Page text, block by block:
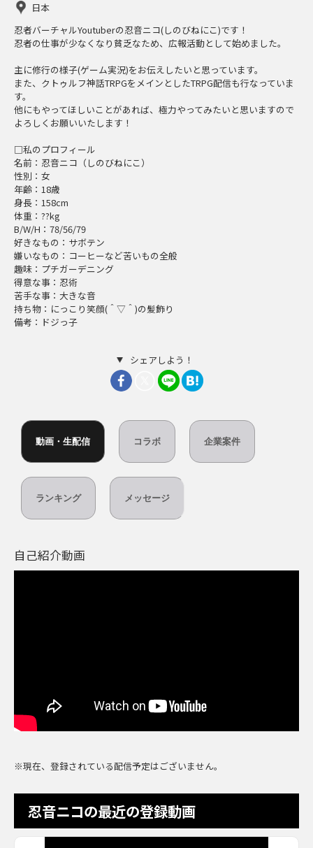
日本
忍者バーチャルYoutuberの忍音ニコ(しのびねにこ)です！
忍者の仕事が少なくなり貧乏なため、広報活動として始めました。
主に修行の様子(ゲーム実況)をお伝えしたいと思っています。
また、クトゥルフ神話TRPGをメインとしたTRPG配信も行なっていま
す。
他にもやってほしいことがあれば、極力やってみたいと思いますので
よろしくお願いいたします！
□私のプロフィール
名前：忍音ニコ（しのびねにこ）
性別：女
年齢：18歳
身長：158cm
体重：??kg
B/W/H：78/56/79
好きなもの：サボテン
嫌いなもの：コーヒーなど苦いもの全般
趣味：プチガーデニング
得意な事：忍術
苦手な事：大きな音
持ち物：にっこり笑顔(＾▽＾)の髪飾り
備考：ドジっ子
シェアしよう！
動画・生配信 コラボ 企業案件
ランキング メッセージ
自己紹介動画
※現在、登録されている配信予定はございません。
忍音ニコの最近の登録動画